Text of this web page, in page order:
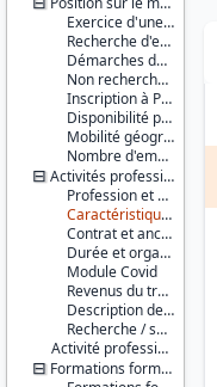
Exercice d'une activité professionnelle
Recherche d'emploi
Démarches de recherche d'emploi
Non recherche d'emploi
Inscription à Pôle Emploi
Disponibilité pour travailler
Mobilité géographique
Nombre d'emplois
Activités professionnelles
Profession et statut
Caractéristiques de l'entreprise
Contrat et ancienneté dans l’emploi
Durée et organisation du travail
Module Covid
Revenus du travail
Description de l'emploi secondaire
Recherche / souhait d’une autre activité professionnelle
Activité professionnelle antérieure
Formations formelles
Identifiants :
lil-1619b
doi:10.13144/lil-
1619b
Thèmes :
Emploi
Chômage
Série :
Enquête
Emploi /
Enquête
Emploi en
continu
(EE / EEC)
Couverture
géographique :